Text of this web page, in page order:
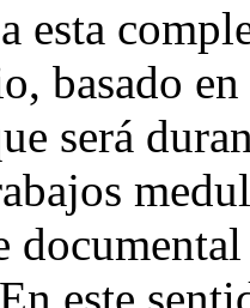
esta
basado
será
este